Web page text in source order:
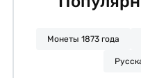
Монеты 1873 года